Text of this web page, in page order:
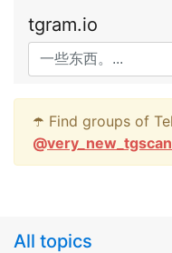
tgram.io
☂️ Find groups of
@
All topics